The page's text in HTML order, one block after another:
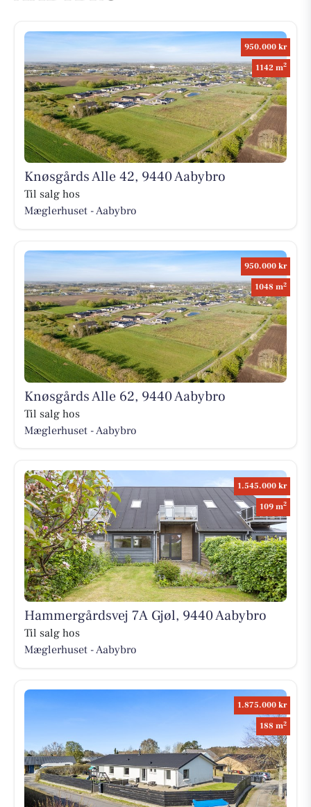
950.000 kr
1142 m2
Knøsgårds Alle 42, 9440 Aabybro
Til salg hos
Mæglerhuset - Aabybro
950.000 kr
1048 m2
Knøsgårds Alle 62, 9440 Aabybro
Til salg hos
Mæglerhuset - Aabybro
1.545.000 kr
109 m2
Hammergårdsvej 7A Gjøl, 9440 Aabybro
Til salg hos
Mæglerhuset - Aabybro
1.875.000 kr
188 m2